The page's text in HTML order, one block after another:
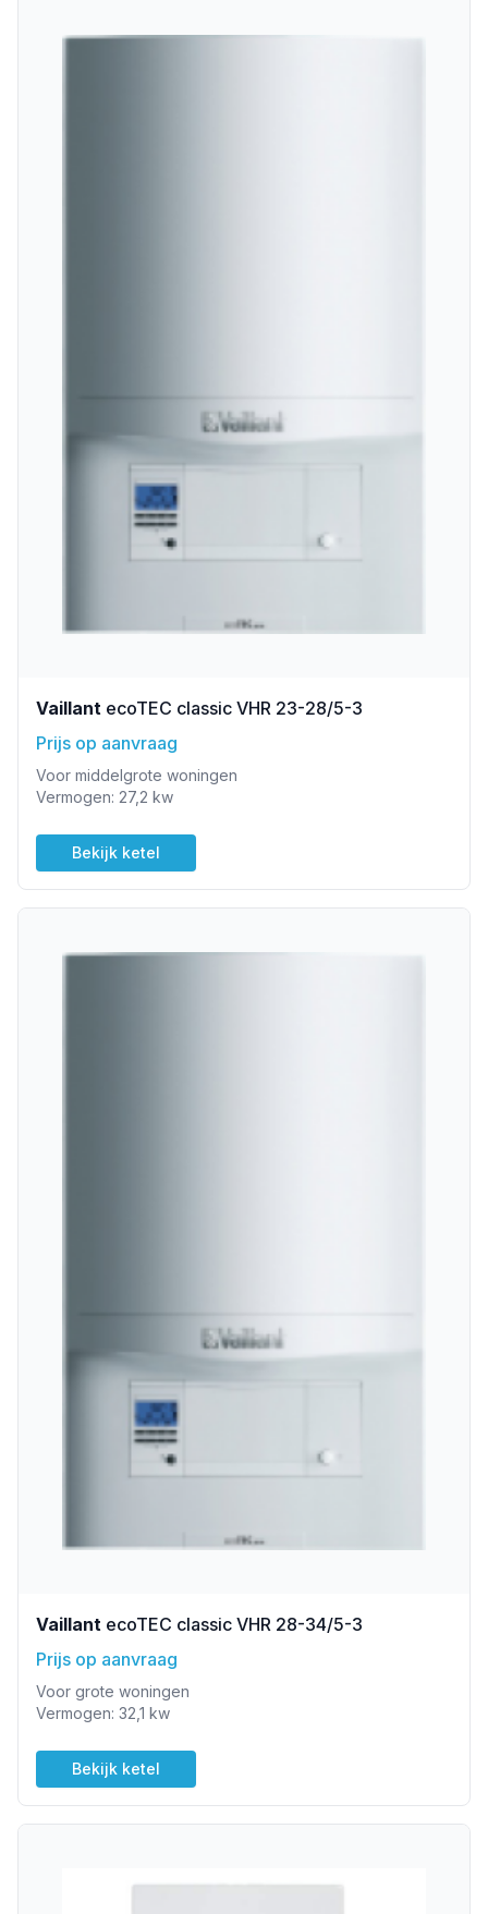
Vaillant ecoTEC classic VHR 23-28/5-3
Prijs op aanvraag
Voor middelgrote woningen
Vermogen: 27,2 kw
Bekijk ketel
Vaillant ecoTEC classic VHR 28-34/5-3
Prijs op aanvraag
Voor grote woningen
Vermogen: 32,1 kw
Bekijk ketel